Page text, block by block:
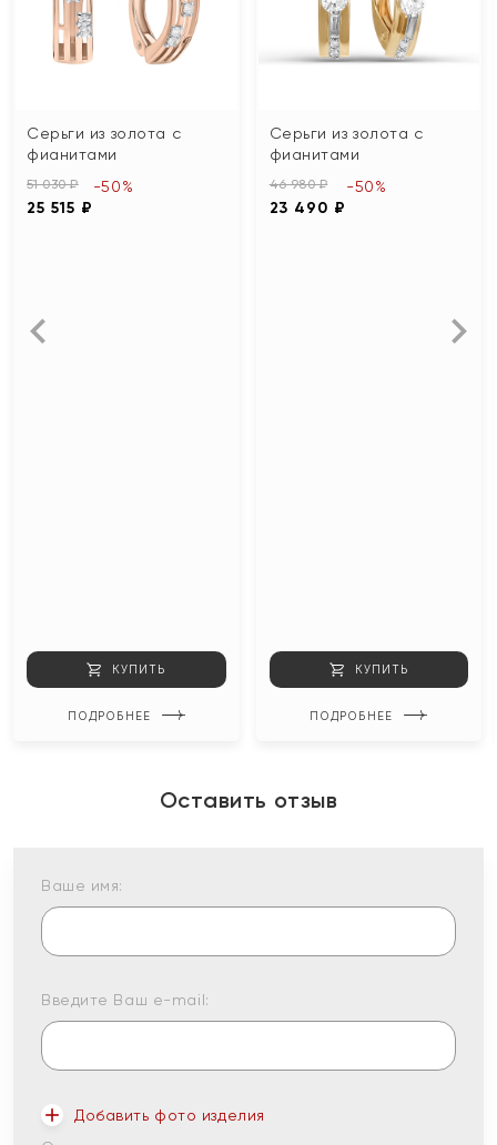
Серьги из золота с
фианитами
51 030 ₽
25 515 ₽
-50%
КУПИТЬ
ПОДРОБНЕЕ
Серьги из золота с
фианитами
46 980 ₽
23 490 ₽
-50%
КУПИТЬ
ПОДРОБНЕЕ
Оставить отзыв
Ваше имя:
Введите Ваш e-mail:
Добавить фото изделия